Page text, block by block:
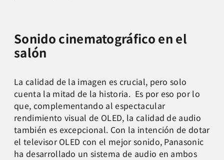
Sonido cinematográfico en el
salón
La calidad de la imagen es crucial, pero solo
cuenta la mitad de la historia. Es por eso por lo
que, complementando al espectacular
rendimiento visual de OLED, la calidad de audio
también es excepcional. Con la intención de dotar
el televisor OLED con el mejor sonido, Panasonic
ha desarrollado un sistema de audio en ambos